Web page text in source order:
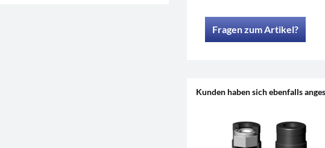
Fragen zum Artikel?
Kunden haben sich ebenfalls